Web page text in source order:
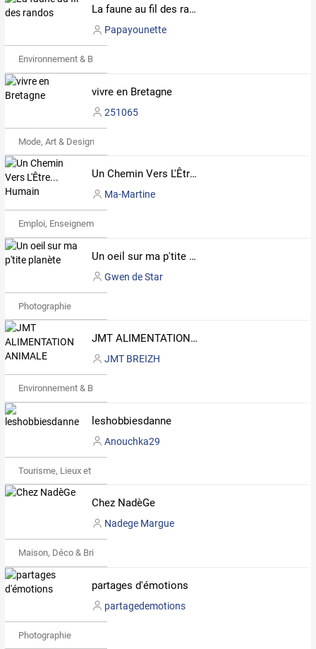
La faune au fil des randos
Papayounette
Environnement & Bio
vivre en Bretagne
251065
Mode, Art & Design
Un Chemin Vers L'Être... Humain
Ma-Martine
Emploi, Enseignement & Etudes
Un oeil sur ma p'tite planète
Gwen de Star
Photographie
JMT ALIMENTATION ANIMALE
JMT BREIZH
Environnement & Bio
leshobbiesdanne
Anouchka29
Tourisme, Lieux et Événements
Chez NadèGe
Nadege Margue
Maison, Déco & Bricolage
partages d'émotions
partagedemotions
Photographie